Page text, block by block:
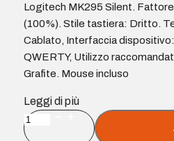
Logitech MK295 Silent.
(100%). Stile tastiera: Dritto.
Cablato, Interfaccia
QWERTY, Utilizzo
Grafite. Mouse incluso
Leggi di più
LOGITECH
BUNDLE